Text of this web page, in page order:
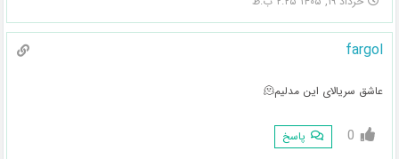
fargol
عاشق سریالای این مدلیم🫠
0 پاسخ